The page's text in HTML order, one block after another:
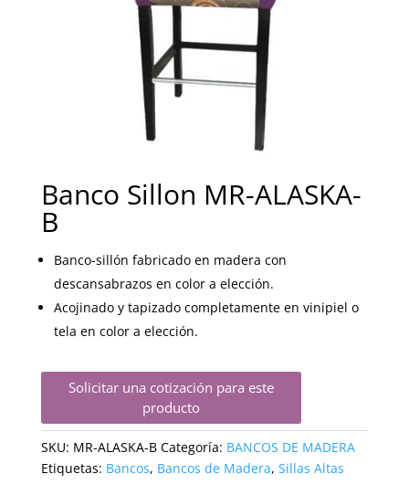
Banco Sillon MR-ALASKA-
B
Banco-sillón fabricado en madera con
descansabrazos en color a elección.
Acojinado y tapizado completamente en vinipiel o
tela en color a elección.
Solicitar una cotización para este
producto
SKU: MR-ALASKA-B Categoría: BANCOS DE MADERA
Etiquetas: Bancos, Bancos de Madera, Sillas Altas